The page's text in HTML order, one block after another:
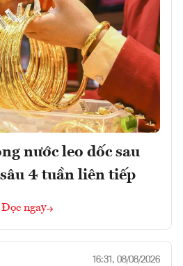
nước leo dốc sau
4 tuần liên tiếp
Đọc ngay
16:31, 08/08/2026